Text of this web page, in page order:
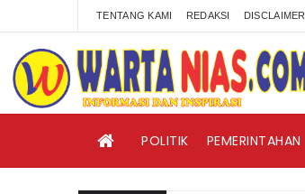
TENTANG KAMI REDAKSI DISCLAIMER
POLITIK PEMERINTAHAN